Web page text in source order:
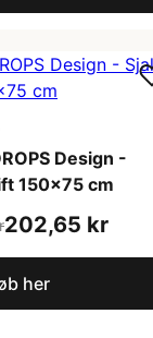
Design -
150x75 cm
202,65 kr
her